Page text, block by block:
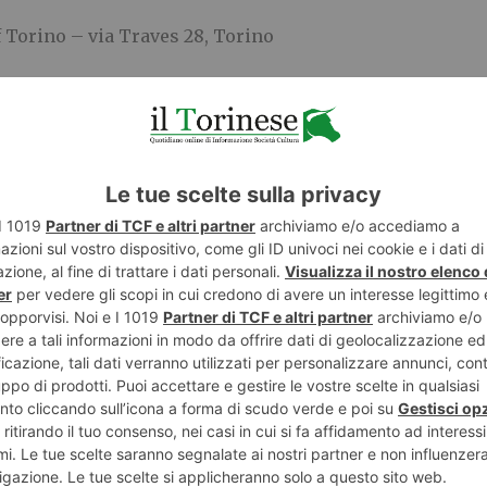
– via Traves 28, Torino
WHATSAPP
CRONACA SOCIETÀ